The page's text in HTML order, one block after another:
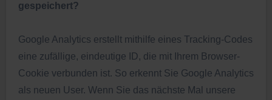
gespeichert?
Google Analytics erstellt mithilfe eines Tracking-Codes
eine zufällige, eindeutige ID, die mit Ihrem Browser-
Cookie verbunden ist. So erkennt Sie Google Analytics
als neuen User. Wenn Sie das nächste Mal unsere